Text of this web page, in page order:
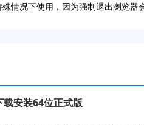
情况下使用，因为强制退出浏览器
安装64位正式版